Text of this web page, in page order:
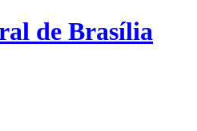
de Brasília